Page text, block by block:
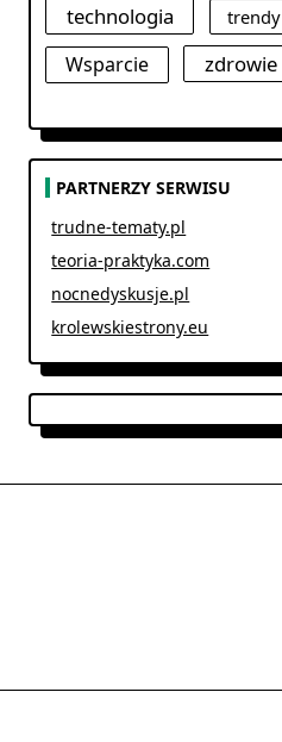
technologia trendy
Wsparcie
zdrowie
PARTNERZY SERWISU
trudne-tematy.pl
teoria-praktyka.com
nocnedyskusje.pl
krolewskiestrony.eu